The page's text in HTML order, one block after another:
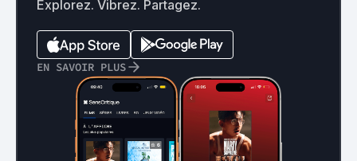
Explorez. Vibrez. Partagez.
EN SAVOIR PLUS